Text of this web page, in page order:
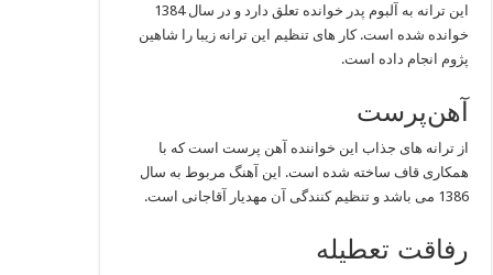
این ترانه به آلبوم پدر خوانده تعلق دارد و در سال 1384
خوانده شده است. کار های تنظیم این ترانه زیبا را شاهین
پژوم انجام داده است.
آهن‌پرست
از ترانه های جذاب این خواننده‌ آهن پرست است که با
همکاری قاف ساخته شده است. این آهنگ مربوط به سال
1386 می باشد و تنظیم کنندگی آن مهدیار آقاجانی است.
رفاقت تعطیله